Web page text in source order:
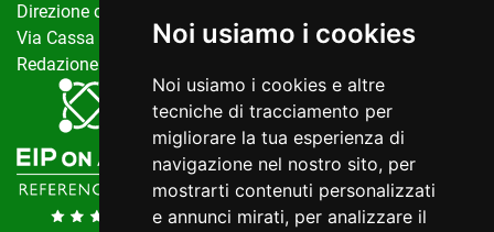
Noi usiamo i cookies
Noi usiamo i cookies e altre
tecniche di tracciamento per
migliorare la tua esperienza di
navigazione nel nostro sito, per
mostrarti contenuti personalizzati
e annunci mirati, per analizzare il
Direzione centrale salute, politiche sociali e disabilità
Via Cassa di Risparmio, 10 Trieste
Redazione del portale: